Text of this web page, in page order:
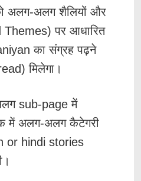
अलग-अलग शैलियों और
Themes) पर आधारित
का संग्रह पढ़ने
मिलेगा।
sub-page में
में अलग-अलग कैटेगरी
or hindi stories